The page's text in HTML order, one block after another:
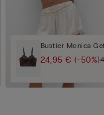
Bustier Monica
24,95 €(-50%)